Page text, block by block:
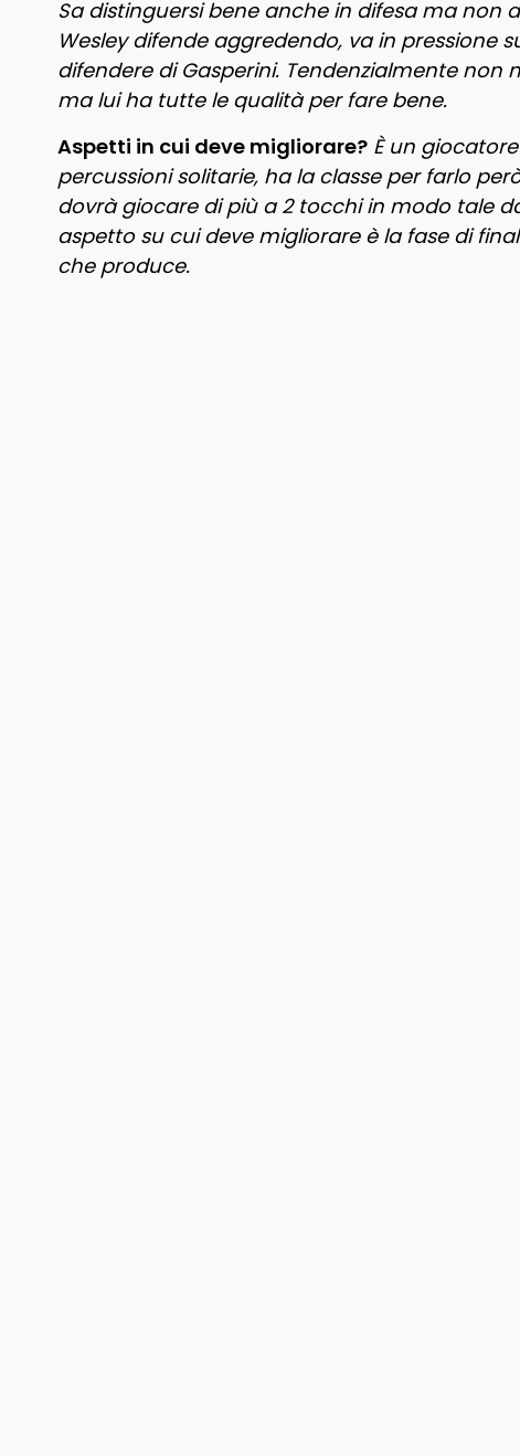
Sa distinguersi bene anche in difesa ma non
Wesley difende aggredendo, va in pressione
difendere di Gasperini. Tendenzialmente
ma lui ha tutte le qualità per fare bene.
Aspetti in cui deve migliorare? È un
percussioni solitarie, ha la classe per farlo
dovrà giocare di più a 2 tocchi in modo tale
aspetto su cui deve migliorare è la fase di
che produce.